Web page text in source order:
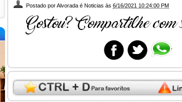
Postado porAlvorada é Noticias às 6/16/2021 10:24:00 PM